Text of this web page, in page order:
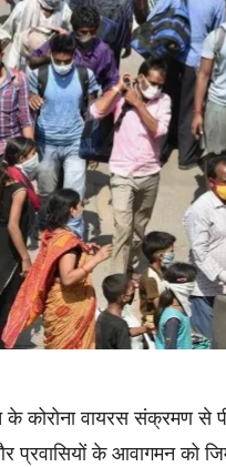
वायरस संक्रमण से
प्रवासियों के आवागमन को